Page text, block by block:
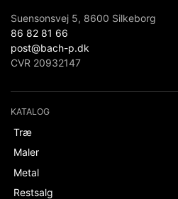
Suensonsvej 5, 8600 Silkeborg
86 82 81 66
post@bach-p.dk
CVR 20932147
KATALOG
Træ
Maler
Metal
Restsalg